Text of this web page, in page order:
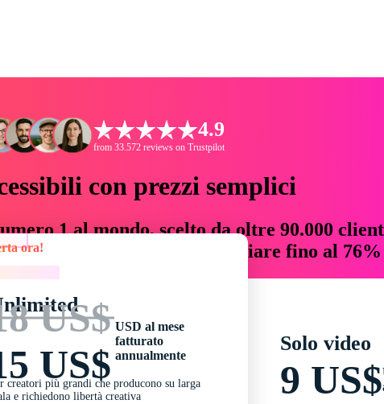
4.9
from 33.572 reviews on Trustpilot
con prezzi semplici
1 al mondo, scelto da oltre 90.000
creative che fanno risparmiare fino al 76%
US$
US$
USD al mese
fatturato
annualmente
creatori più grandi che producono su larga
e richiedono libertà creativa
Solo video
9 US$